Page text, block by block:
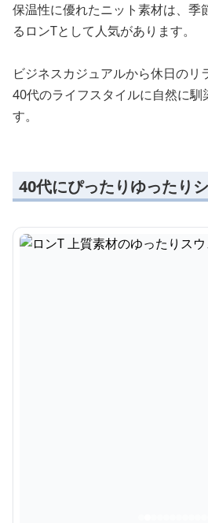
保温性に優れたニット素材は、季
るロンTとして人気があります。
ビジネスカジュアルから休日のリ
40代のライフスタイルに自然に
す。
40代にぴったりゆったり